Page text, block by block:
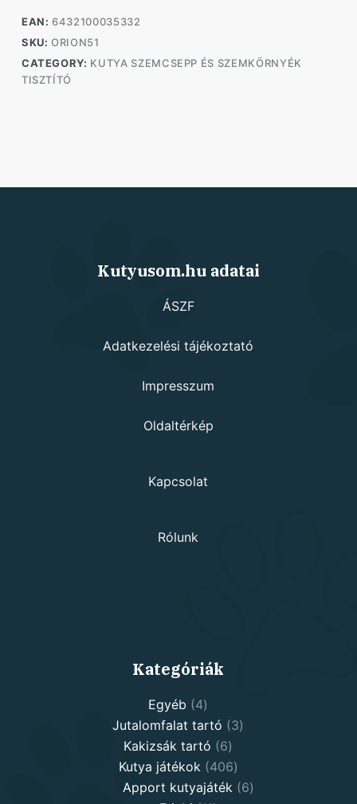
quantity
EAN:6432100035332
SKU:ORION51
CATEGORY: KUTYA SZEMCSEPP ÉS SZEMKÖRNYÉK
TISZTÍTÓ
Kutyusom.hu adatai
ÁSZF
Adatkezelési tájékoztató
Impresszum
Oldaltérkép
Kapcsolat
Rólunk
Kategóriák
Egyéb 44
products
Jutalomfalat tartó 33
Kakizsák tartó 66
products
Kutya játékok 406406
products
Apport kutyajáték 66